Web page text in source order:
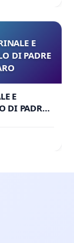
E
DI PADRE
E
DI PADRE